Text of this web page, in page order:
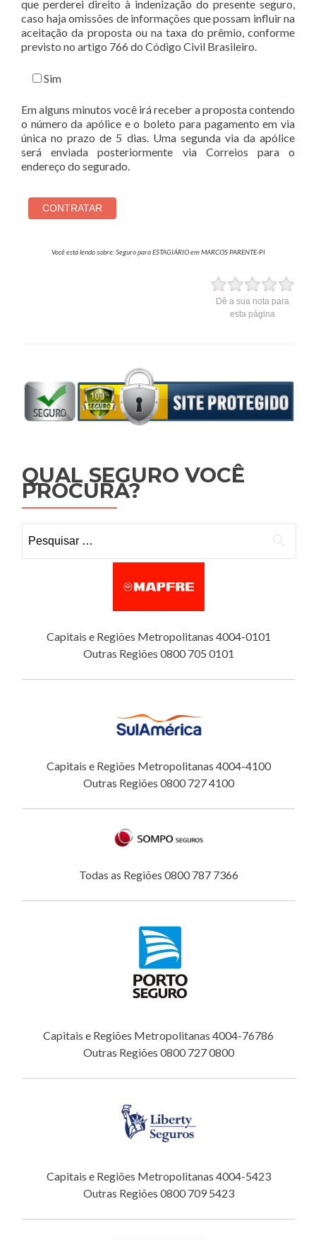
que perderei direito à indenização do presente seguro,
caso haja omissões de informações que possam influir na
aceitação da proposta ou na taxa do prêmio, conforme
previsto no artigo 766 do Código Civil Brasileiro.
Sim
Em alguns minutos você irá receber a proposta contendo
o número da apólice e o boleto para pagamento em via
única no prazo de 5 dias. Uma segunda via da apólice
será enviada posteriormente via Correios para o
endereço do segurado.
Você está lendo sobre: Seguro para ESTAGIÁRIO em MARCOS PARENTE-PI
Dê a sua nota para
esta página
QUAL SEGURO VOCÊ
PROCURA?
Capitais e Regiões Metropolitanas 4004-0101
Outras Regiões 0800 705 0101
Capitais e Regiões Metropolitanas 4004-4100
Outras Regiões 0800 727 4100
Todas as Regiões 0800 787 7366
Capitais e Regiões Metropolitanas 4004-76786
Outras Regiões 0800 727 0800
Capitais e Regiões Metropolitanas 4004-5423
Outras Regiões 0800 709 5423